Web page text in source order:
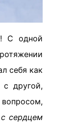
С одной
себя как
другой,
сердцем